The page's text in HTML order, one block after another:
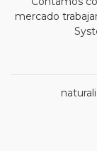
mercado